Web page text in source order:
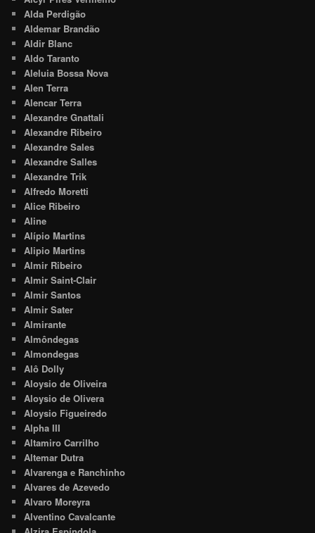
Alda Perdigão
Aldemar Brandão
Aldir Blanc
Aldo Taranto
Aleluia Bossa Nova
Alen Terra
Alencar Terra
Alexandre Gnattali
Alexandre Ribeiro
Alexandre Sales
Alexandre Salles
Alexandre Trik
Alfredo Moretti
Alice Ribeiro
Aline
Alípio Martins
Alipio Martins
Almir Ribeiro
Almir Saint-Clair
Almir Santos
Almir Sater
Almirante
Almôndegas
Almondegas
Alô Dolly
Aloysio de Oliveira
Aloysio de Olivera
Aloysio Figueiredo
Alpha III
Altamiro Carrilho
Altemar Dutra
Alvarenga e Ranchinho
Alvares de Azevedo
Alvaro Moreyra
Alventino Cavalcante